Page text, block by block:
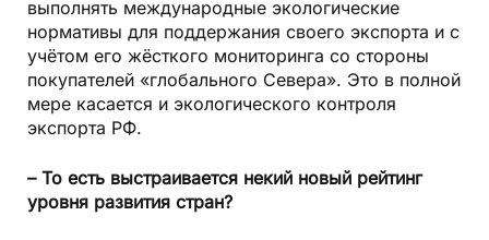
выполнять международные экологические
нормативы для поддержания своего экспорта и с
учётом его жёсткого мониторинга со стороны
покупателей «глобального Севера». Это в полной
мере касается и экологического контроля
экспорта РФ.
– То есть выстраивается некий новый рейтинг
уровня развития стран?